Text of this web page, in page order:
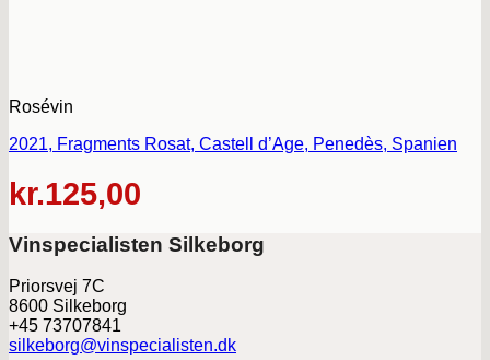
Rosévin
2021, Fragments Rosat, Castell d’Age, Penedès, Spanien
kr.125,00
Vinspecialisten Silkeborg
Priorsvej 7C
8600 Silkeborg
+45 73707841
silkeborg@vinspecialisten.dk